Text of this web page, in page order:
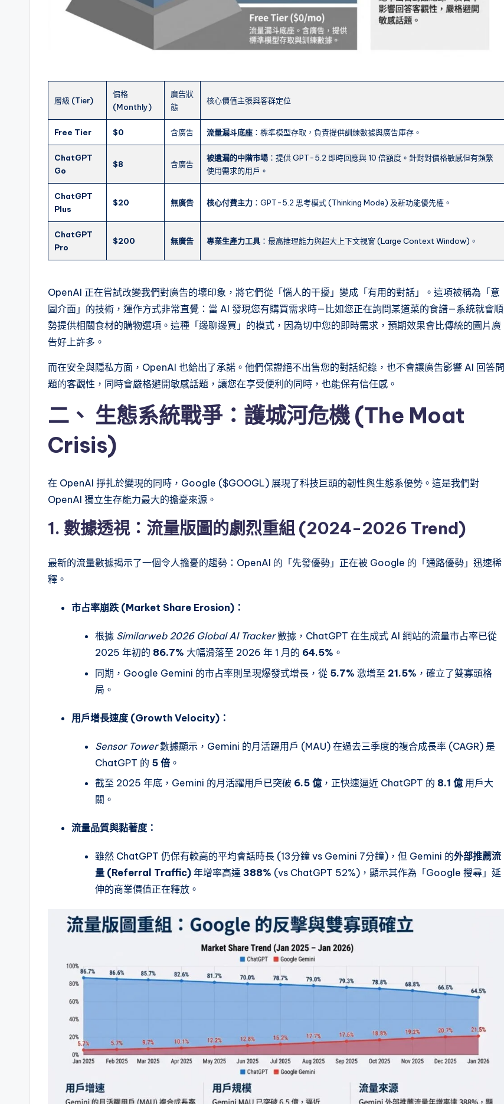
層級 (Tier)
價格
(Monthly)
廣告狀
態
核心價值主張與客群定位
Free Tier $0 含廣告 流量漏斗底座 ：標準模型存取，負責提供訓練數據與廣告庫存。
ChatGPT
Go
$8 含廣告
被遺漏的中階市場 ：提供 GPT-5.2 即時回應與 10 倍額度。針對對價格敏感但有頻繁
使用需求的用戶。
ChatGPT
Plus
$20 無廣告 核心付費主力 ：GPT-5.2 思考模式 (Thinking Mode) 及新功能優先權。
ChatGPT
Pro
$200 無廣告 專業生產力工具 ：最高推理能力與超大上下文視窗 (Large Context Window)。
OpenAI 正在嘗試改變我們對廣告的壞印象，將它們從「惱人的干擾」變成「有用的對話」。這項被稱為「意
圖介面」的技術，運作方式非常直覺：當 AI 發現您有購買需求時—比如您正在詢問某道菜的食譜—系統就會順
勢提供相關食材的購物選項。這種「邊聊邊買」的模式，因為切中您的即時需求，預期效果會比傳統的圖片廣
告好上許多。
而在安全與隱私方面，OpenAI 也給出了承諾。他們保證絕不出售您的對話紀錄，也不會讓廣告影響 AI 回答問
題的客觀性，同時會嚴格避開敏感話題，讓您在享受便利的同時，也能保有信任感。
二、 生態系統戰爭：護城河危機 (The Moat
Crisis)
在 OpenAI 掙扎於變現的同時，Google ($GOOGL) 展現了科技巨頭的韌性與生態系優勢。這是我們對
OpenAI 獨立生存能力最大的擔憂來源。
1. 數據透視：流量版圖的劇烈重組 (2024-2026 Trend)
最新的流量數據揭示了一個令人擔憂的趨勢：OpenAI 的「先發優勢」正在被 Google 的「通路優勢」迅速稀
釋。
市占率崩跌 (Market Share Erosion)：
根據 Similarweb 2026 Global AI Tracker數據，ChatGPT 在生成式 AI 網站的流量市占率已從
2025 年初的 86.7% 大幅滑落至 2026 年 1 月的 64.5% 。
同期，Google Gemini 的市占率則呈現爆發式增長，從 5.7% 激增至 21.5% ，確立了雙寡頭格
局。
用戶增長速度 (Growth Velocity)：
Sensor Tower數據顯示，Gemini 的月活躍用戶 (MAU) 在過去三季度的複合成長率 (CAGR) 是
ChatGPT 的 5 倍 。
截至 2025 年底，Gemini 的月活躍用戶已突破 6.5 億 ，正快速逼近 ChatGPT 的 8.1 億 用戶大
關。
流量品質與黏著度：
雖然 ChatGPT 仍保有較高的平均會話時長 (13分鐘 vs Gemini 7分鐘)，但 Gemini 的外部推薦流
量 (Referral Traffic) 年增率高達 388% (vs ChatGPT 52%)，顯示其作為「Google 搜尋」延
伸的商業價值正在釋放。